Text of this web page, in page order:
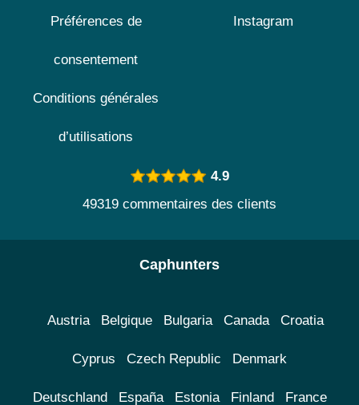
Préférences de
consentement
Conditions générales
d’utilisations
Instagram
4.9
49319 commentaires des clients
Caphunters
Austria Belgique Bulgaria Canada Croatia
Cyprus Czech Republic Denmark
Deutschland España Estonia Finland France